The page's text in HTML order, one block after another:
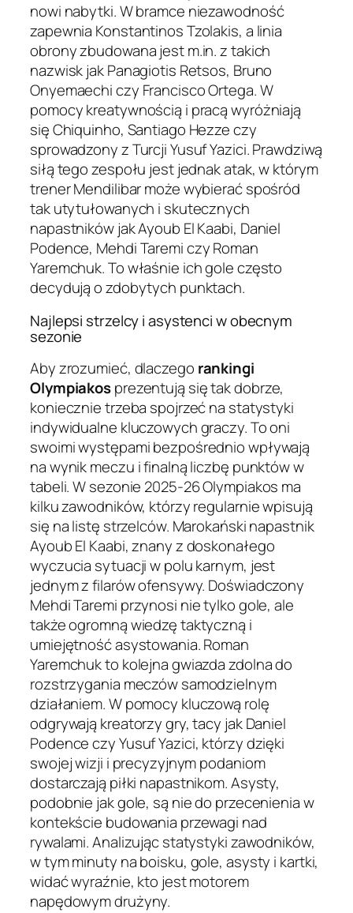
nowi nabytki. W bramce niezawodność
zapewnia Konstantinos Tzolakis, a linia
obrony zbudowana jest m.in. z takich
nazwisk jak Panagiotis Retsos, Bruno
Onyemaechi czy Francisco Ortega. W
pomocy kreatywnością i pracą wyróżniają
się Chiquinho, Santiago Hezze czy
sprowadzony z Turcji Yusuf Yazici. Prawdziwą
siłą tego zespołu jest jednak atak, w którym
trener Mendilibar może wybierać spośród
tak utytułowanych i skutecznych
napastników jak Ayoub El Kaabi, Daniel
Podence, Mehdi Taremi czy Roman
Yaremchuk. To właśnie ich gole często
decydują o zdobytych punktach.
Najlepsi strzelcy i asystenci w obecnym
sezonie
Aby zrozumieć, dlaczego rankingi
Olympiakosprezentują się tak dobrze,
koniecznie trzeba spojrzeć na statystyki
indywidualne kluczowych graczy. To oni
swoimi występami bezpośrednio wpływają
na wynik meczu i finalną liczbę punktów w
tabeli. W sezonie 2025-26 Olympiakos ma
kilku zawodników, którzy regularnie wpisują
się na listę strzelców. Marokański napastnik
Ayoub El Kaabi, znany z doskonałego
wyczucia sytuacji w polu karnym, jest
jednym z filarów ofensywy. Doświadczony
Mehdi Taremi przynosi nie tylko gole, ale
także ogromną wiedzę taktyczną i
umiejętność asystowania. Roman
Yaremchuk to kolejna gwiazda zdolna do
rozstrzygania meczów samodzielnym
działaniem. W pomocy kluczową rolę
odgrywają kreatorzy gry, tacy jak Daniel
Podence czy Yusuf Yazici, którzy dzięki
swojej wizji i precyzyjnym podaniom
dostarczają piłki napastnikom. Asysty,
podobnie jak gole, są nie do przecenienia w
kontekście budowania przewagi nad
rywalami. Analizując statystyki zawodników,
w tym minuty na boisku, gole, asysty i kartki,
widać wyraźnie, kto jest motorem
napędowym drużyny.